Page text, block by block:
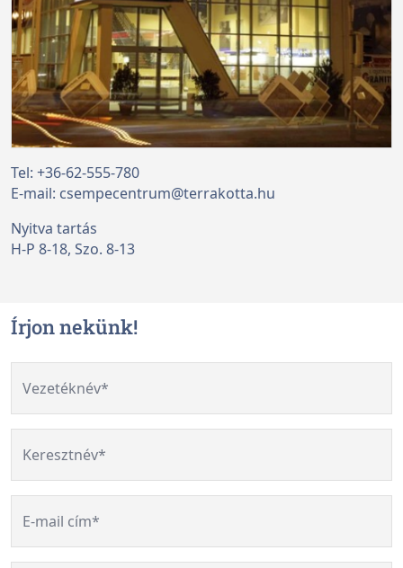
Tel: +36-62-555-780
E-mail: csempecentrum@terrakotta.hu
Nyitva tartás
H-P 8-18, Szo. 8-13
Írjon nekünk!
Vezetéknév*
Keresztnév*
E-mail cím*